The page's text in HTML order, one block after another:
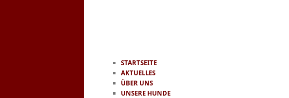
Inhalt
STARTSEITE
AKTUELLES
ÜBER UNS
UNSERE HUNDE